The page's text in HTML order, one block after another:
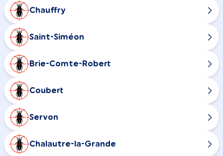
Chauffry
Saint-Siméon
Brie-Comte-Robert
Coubert
Servon
Chalautre-la-Grande